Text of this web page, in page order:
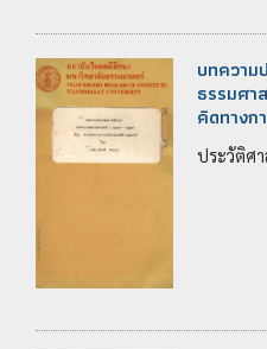
บทความ
ธรรมศา
คิดทางก
ประวัติศา